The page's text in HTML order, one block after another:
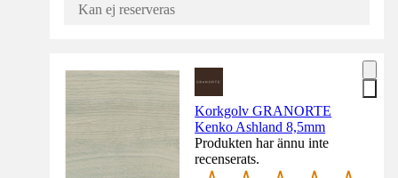
Kan ej reserveras
Korkgolv GRANORTE
Kenko Ashland 8,5mm
Produkten har ännu inte
recenserats.